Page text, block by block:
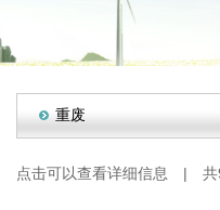
重废
点击可以查看详细信息 |